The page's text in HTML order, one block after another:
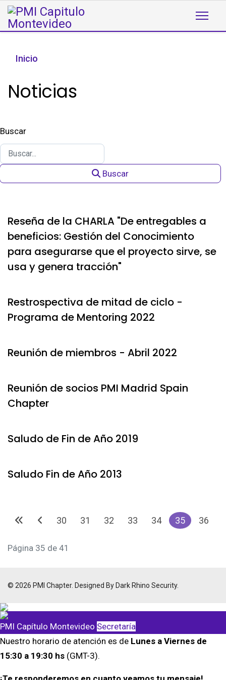
Inicio
Noticias
Buscar
Buscar
Reseña de la CHARLA "De entregables a
beneficios: Gestión del Conocimiento
para asegurarse que el proyecto sirve, se
usa y genera tracción"
Restrospectiva de mitad de ciclo -
Programa de Mentoring 2022
Reunión de miembros - Abril 2022
Reunión de socios PMI Madrid Spain
Chapter
Saludo de Fin de Año 2019
Saludo Fin de Año 2013
30 31 32 33 34 35 36
Página 35 de 41
© 2026 PMI Chapter. Designed By Dark Rhino Security.
PMI Capítulo Montevideo Secretaría
Nuestro horario de atención es de Lunes a Viernes de
15:30 a 19:30 hs (GMT-3).